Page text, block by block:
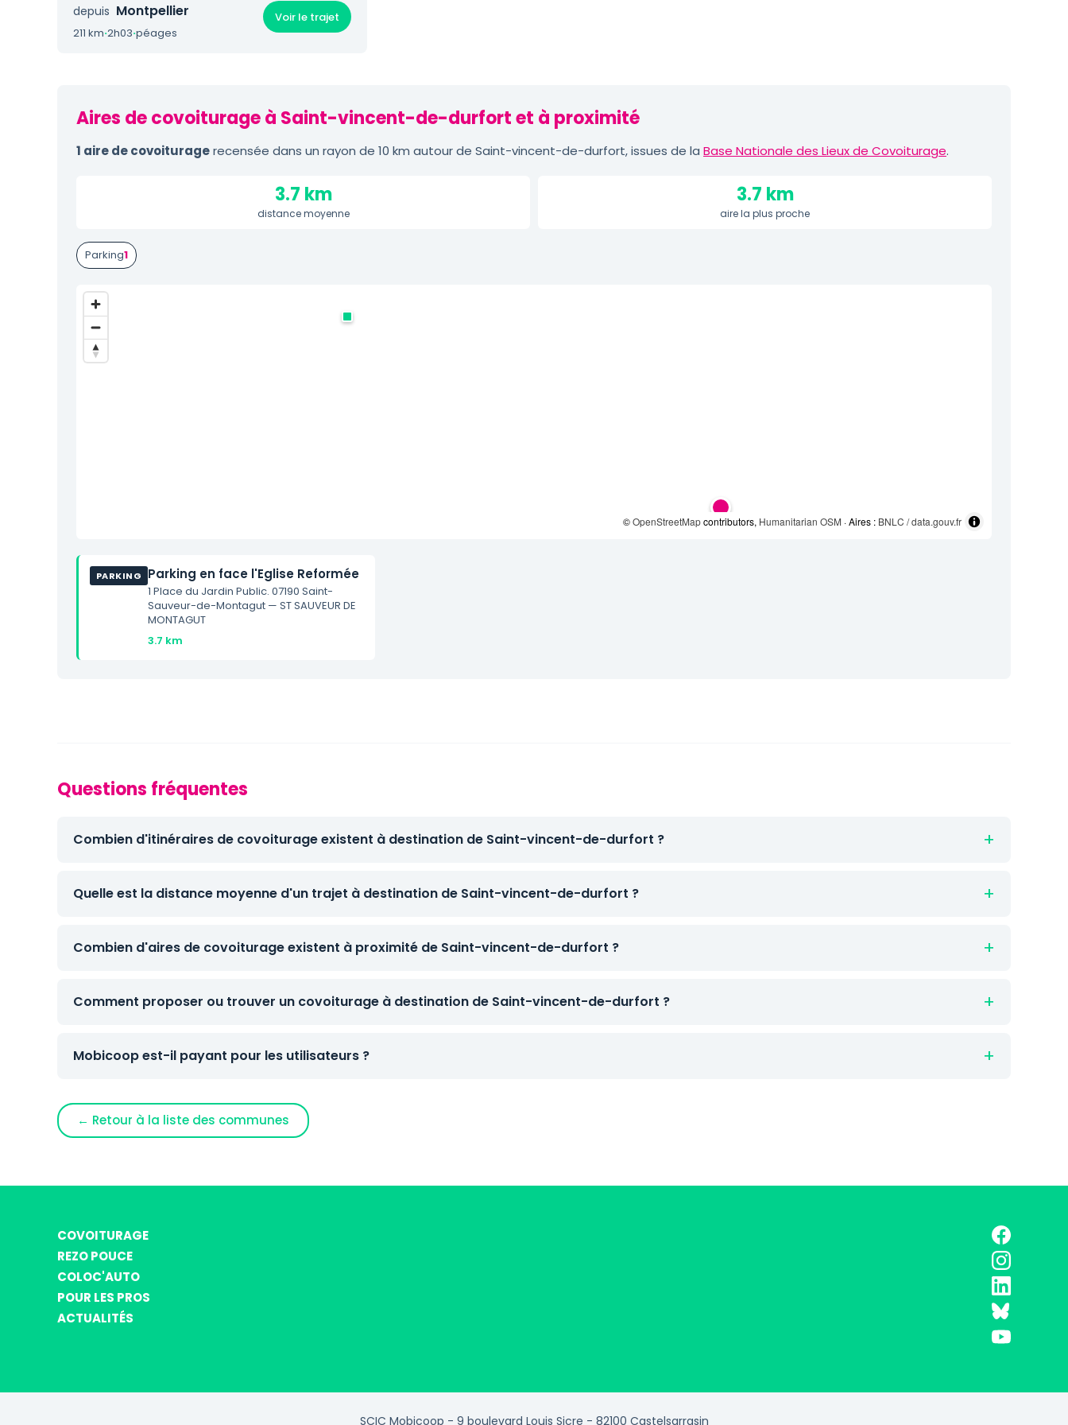
depuis Montpellier
211 km·2h03·péages
Voir le trajet
Aires de covoiturage à Saint-vincent-de-durfort et à proximité
1 aire de covoituragerecensée dans un rayon de 10 km autour de Saint-vincent-de-durfort, issues de la Base Nationale des Lieux de Covoiturage.
3.7 km
distance moyenne
3.7 km
aire la plus proche
Parking1
©OpenStreetMapcontributors, Humanitarian OSM · Aires : BNLC / data.gouv.fr
PARKING Parking en face l'Eglise Reformée
1 Place du Jardin Public. 07190 Saint-
Sauveur-de-Montagut — ST SAUVEUR DE
MONTAGUT
3.7 km
Questions fréquentes
Combien d'itinéraires de covoiturage existent à destination de Saint-vincent-de-durfort ?
Quelle est la distance moyenne d'un trajet à destination de Saint-vincent-de-durfort ?
Combien d'aires de covoiturage existent à proximité de Saint-vincent-de-durfort ?
Comment proposer ou trouver un covoiturage à destination de Saint-vincent-de-durfort ?
Mobicoop est-il payant pour les utilisateurs ?
← Retour à la liste des communes
COVOITURAGE
REZO POUCE
COLOC'AUTO
POUR LES PROS
ACTUALITÉS
SCIC Mobicoop - 9 boulevard Louis Sicre - 82100 Castelsarrasin